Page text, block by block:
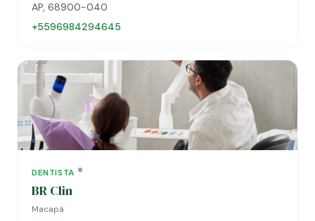
AP, 68900-040
+5596984294645
DENTISTA
BR Clin
Macapá